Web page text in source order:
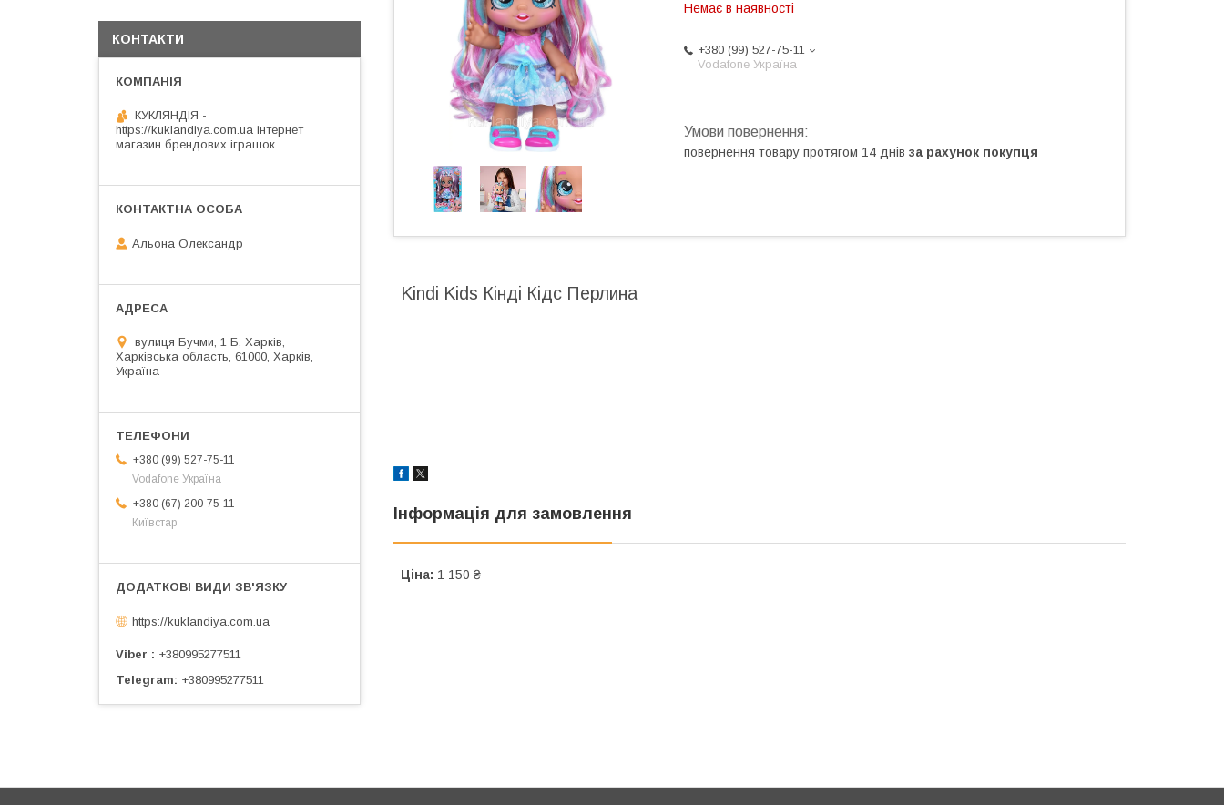
Немає в наявності
+380 (99) 527-75-11
Vodafone Україна
повернення товару протягом 14 днів за рахунок покупця
Kindi Kids Кінді Кідс Перлина
Інформація для замовлення
Ціна: 1 150 ₴
КОНТАКТИ
КУКЛЯНДІЯ -
https://kuklandiya.com.ua інтернет
магазин брендових іграшок
Альона Олександр
вулиця Бучми, 1 Б, Харків,
Харківська область, 61000, Харків,
Україна
+380 (99) 527-75-11
Vodafone Україна
+380 (67) 200-75-11
Київстар
https://kuklandiya.com.ua
Viber
+380995277511
Telegram
+380995277511